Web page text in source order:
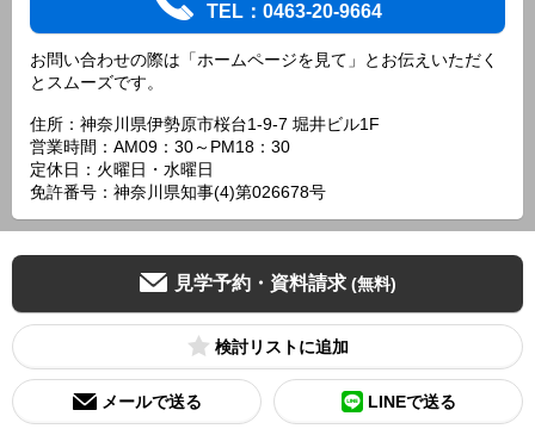
TEL：0463-20-9664
お問い合わせの際は「ホームページを見て」とお伝えいただく
とスムーズです。
住所：神奈川県伊勢原市桜台1-9-7 堀井ビル1F
営業時間：AM09：30～PM18：30
定休日：火曜日・水曜日
免許番号：神奈川県知事(4)第026678号
見学予約・資料請求 (無料)
検討リスト
メールで送る LINEで送る